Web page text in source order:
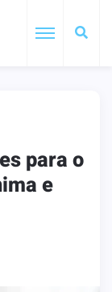
para o
e